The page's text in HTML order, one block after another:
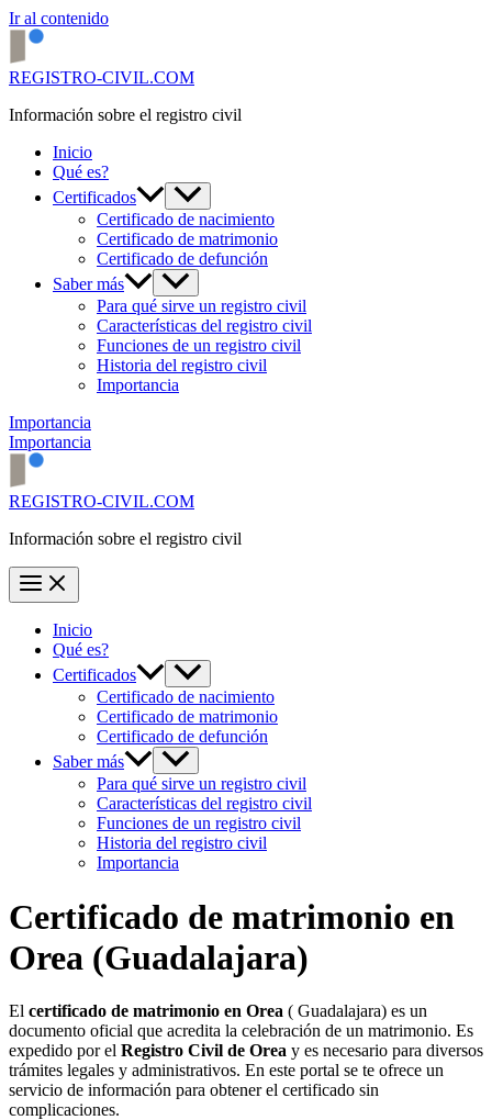
Ir al contenido
REGISTRO-CIVIL.COM
Información sobre el registro civil
Inicio
Qué es?
Certificados
Certificado de nacimiento
Certificado de matrimonio
Certificado de defunción
Saber más
Para qué sirve un registro civil
Características del registro civil
Funciones de un registro civil
Historia del registro civil
Importancia
Importancia
Importancia
REGISTRO-CIVIL.COM
Información sobre el registro civil
Inicio
Qué es?
Certificados
Certificado de nacimiento
Certificado de matrimonio
Certificado de defunción
Saber más
Para qué sirve un registro civil
Características del registro civil
Funciones de un registro civil
Historia del registro civil
Importancia
Certificado de matrimonio en
Orea (Guadalajara)
El certificado de matrimonio en Orea ( Guadalajara) es un
documento oficial que acredita la celebración de un matrimonio. Es
expedido por el Registro Civil de Orea y es necesario para diversos
trámites legales y administrativos. En este portal se te ofrece un
servicio de información para obtener el certificado sin
complicaciones.